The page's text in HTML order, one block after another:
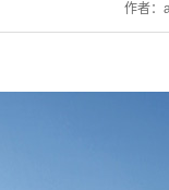
作者：